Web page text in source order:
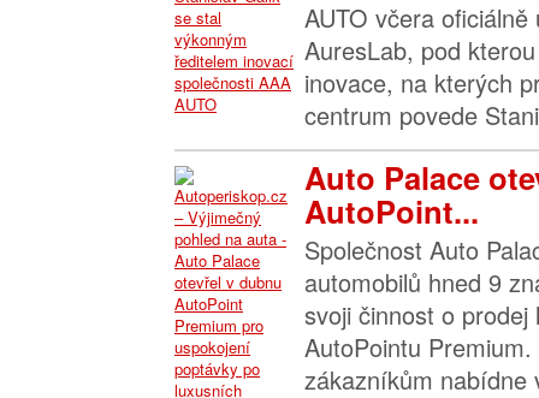
AUTO včera
AuresLab, pod
inovace, na kterých
centrum povede
Auto Palace
AutoPoint...
Společnost Auto
automobilů hned 9
svoji činnost o
AutoPointu
zákazníkům nabídne